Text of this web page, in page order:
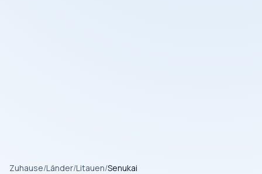
Zuhause/Länder/Litauen/Senukai